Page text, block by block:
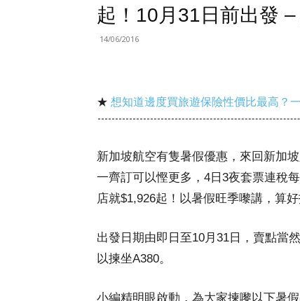
起！10月31日前出發
14/06/2016
★ 想知道邊度買旅遊保險性價比最高？
新加坡航空有隻暑假優惠，來回新加
一齊訂可以慳更多，4日3夜套票連稅
店就$1,926起！以暑假旺季嚟講，算好
出發日期由即日至10月31日，賣點當
以揀坐A380。
小編精明眼啟動，為大家揀嚟以下暑假